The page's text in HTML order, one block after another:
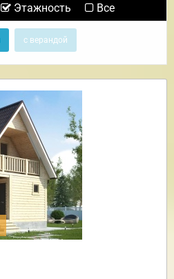
Этажность Все
с верандой